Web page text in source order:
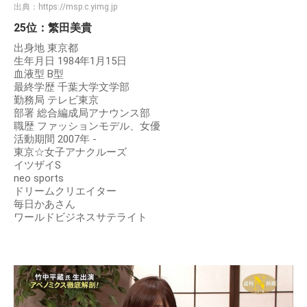
出典： https://msp.c.yimg.jp
25位：繁田美貴
出身地 東京都
生年月日 1984年1月15日
血液型 B型
最終学歴 千葉大学文学部
勤務局 テレビ東京
部署 総合編成局アナウンス部
職歴 ファッションモデル、女優
活動期間 2007年 -
東京☆女子アナクルーズ
イツザイS
neo sports
ドリームクリエイター
毎日かあさん
ワールドビジネスサテライト